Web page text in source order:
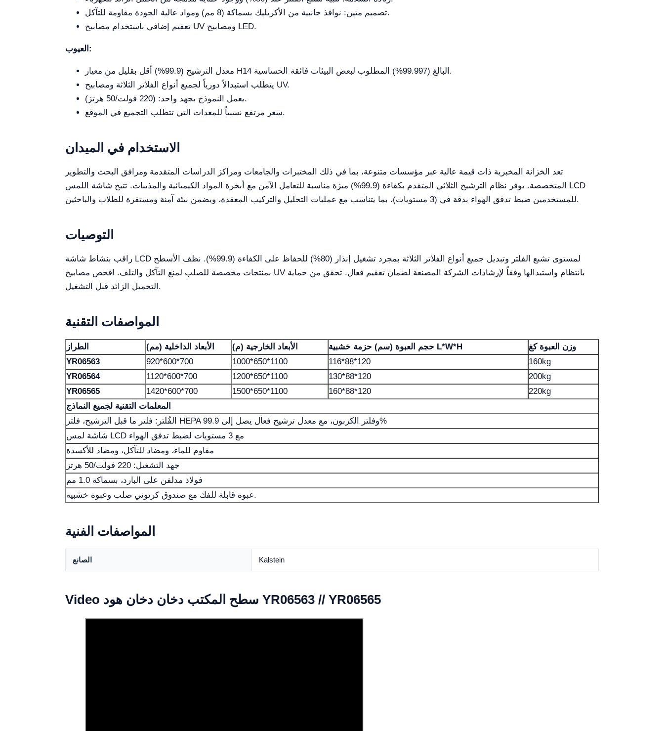
تصميم متين: نوافذ جانبية من الأكريليك بسماكة (8 مم) ومواد عالية الجودة مقاومة للتآكل.
تعقيم إضافي باستخدام مصابيح UV ومصابيح LED.
العيوب:
معدل الترشيح (99.9%) أقل بقليل من معيار H14 البالغ (99.997%) المطلوب لبعض البيئات فائقة الحساسية.
يتطلب استبدالاً دورياً لجميع أنواع الفلاتر الثلاثة ومصابيح UV.
يعمل النموذج بجهد واحد: (220 فولت/50 هرتز).
سعر مرتفع نسبياً للمعدات التي تتطلب التجميع في الموقع.
الاستخدام في الميدان
تعد الخزانة المخبرية ذات قيمة عالية عبر مؤسسات متنوعة، بما في ذلك المختبرات والجامعات ومراكز الدراسات المتقدمة ومرافق البحث والتطوير
المتخصصة. يوفر نظام الترشيح الثلاثي المتقدم بكفاءة (99.9%) ميزة مناسبة للتعامل الآمن مع أبخرة المواد الكيميائية والمذيبات. تتيح شاشة اللمس LCD
للمستخدمين ضبط تدفق الهواء بدقة في (3 مستويات)، بما يتناسب مع عمليات التحليل والتركيب المعقدة، ويضمن بيئة آمنة ومستقرة للطلاب والباحثين.
التوصيات
راقب بنشاط شاشة LCD لمستوى تشبع الفلتر وتبديل جميع أنواع الفلاتر الثلاثة بمجرد تشغيل إنذار (80%) للحفاظ على الكفاءة (99.9%). نظف الأسطح
بمنتجات مخصصة للصلب لمنع التآكل والتلف. افحص مصابيح UV بانتظام واستبدالها وفقاً لإرشادات الشركة المصنعة لضمان تعقيم فعال. تحقق من حماية
التحميل الزائد قبل التشغيل.
المواصفات التقنية
الطراز الأبعاد الداخلية (مم) الأبعاد الخارجية (م) حجم العبوة (سم) حزمة خشبية L*W*H
وزن العبوة كغ
YR06563
920*600*700 1000*650*1100 116*88*120
160kg
YR06564
1120*600*700 1200*650*1100 130*88*120
200kg
YR06565
1420*600*700 1500*650*1100 160*88*120
220kg
المعلمات التقنية لجميع النماذج
الفُلتر: فلتر ما قبل الترشيح، فلتر HEPA وفلتر الكربون، مع معدل ترشيح فعال يصل إلى 99.9%
شاشة لمس LCD مع 3 مستويات لضبط تدفق الهواء
مقاوم للماء، ومضاد للتآكل، ومضاد للأكسدة
جهد التشغيل: 220 فولت/50 هرتز
فولاذ مدلفن على البارد، بسماكة 1.0 مم
عبوة قابلة للفك مع صندوق كرتوني صلب وعبوة خشبية.
المواصفات الفنية
الصانع Kalstein
Video سطح المكتب دخان دخان هود YR06563 // YR06565